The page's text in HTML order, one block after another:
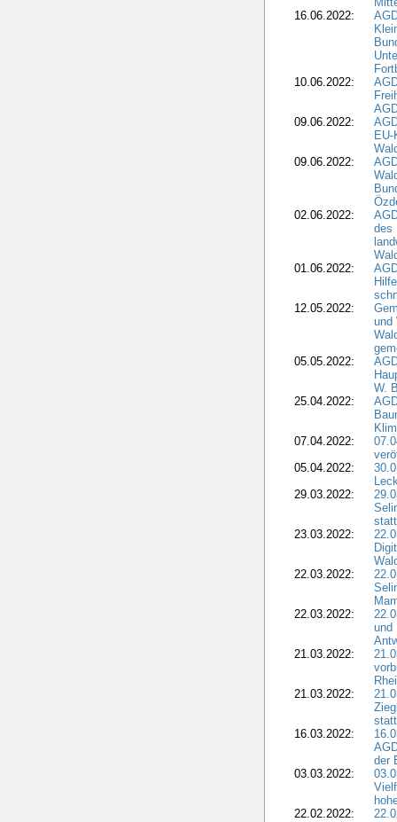
16.06.2022:
10.06.2022:
09.06.2022:
09.06.2022:
02.06.2022:
des
01.06.2022:
12.05.2022:
und
05.05.2022:
W.
25.04.2022:
07.04.2022:
05.04.2022:
29.03.2022:
23.03.2022:
22.03.2022:
22.03.2022:
und
21.03.2022:
21.03.2022:
16.03.2022:
der
03.03.2022:
22.02.2022: